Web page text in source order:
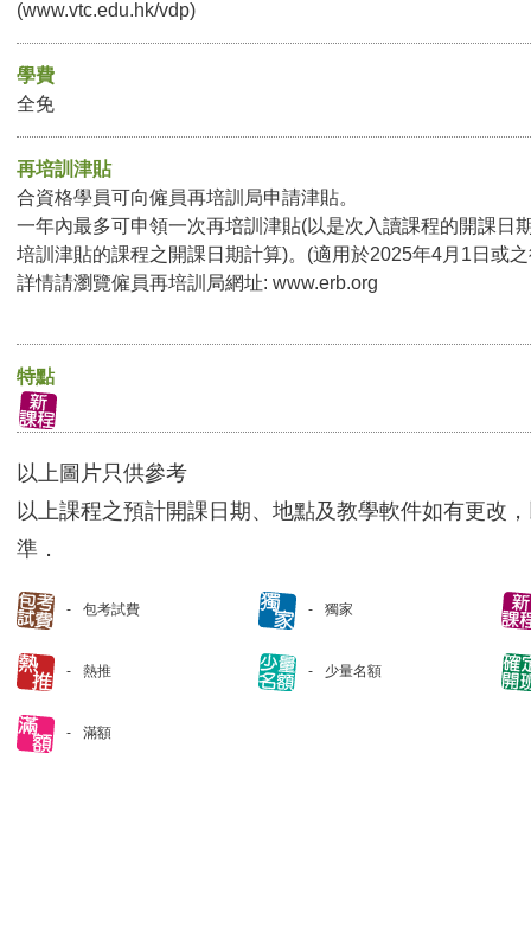
(www.vtc.edu.hk/vdp)
學費
全免
再培訓津貼
合資格學員可向僱員再培訓局申請津貼。
一年內最多可申領一次再培訓津貼(以是次入讀課程的開課日
培訓津貼的課程之開課日期計算)。(適用於2025年4月1日或
詳情請瀏覽僱員再培訓局網址: www.erb.org
特點
以上圖片只供參考
以上課程之預計開課日期、地點及教學軟件如有更改
準．
包考試費 獨家
熱推 少量名額
滿額